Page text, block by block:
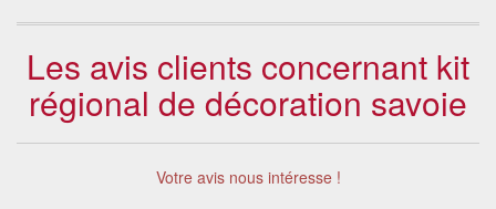
Les avis clients concernant kit
régional de décoration savoie
Votre avis nous intéresse !